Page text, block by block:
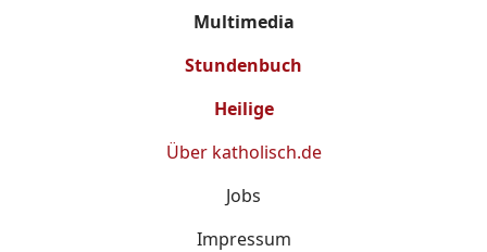
Multimedia
Stundenbuch
Heilige
Über katholisch.de
Jobs
Impressum